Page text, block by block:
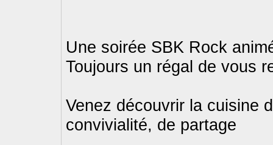
Une soirée SBK Rock
Toujours un régal de vous
Venez découvrir la cuisine
convivialité, de partage